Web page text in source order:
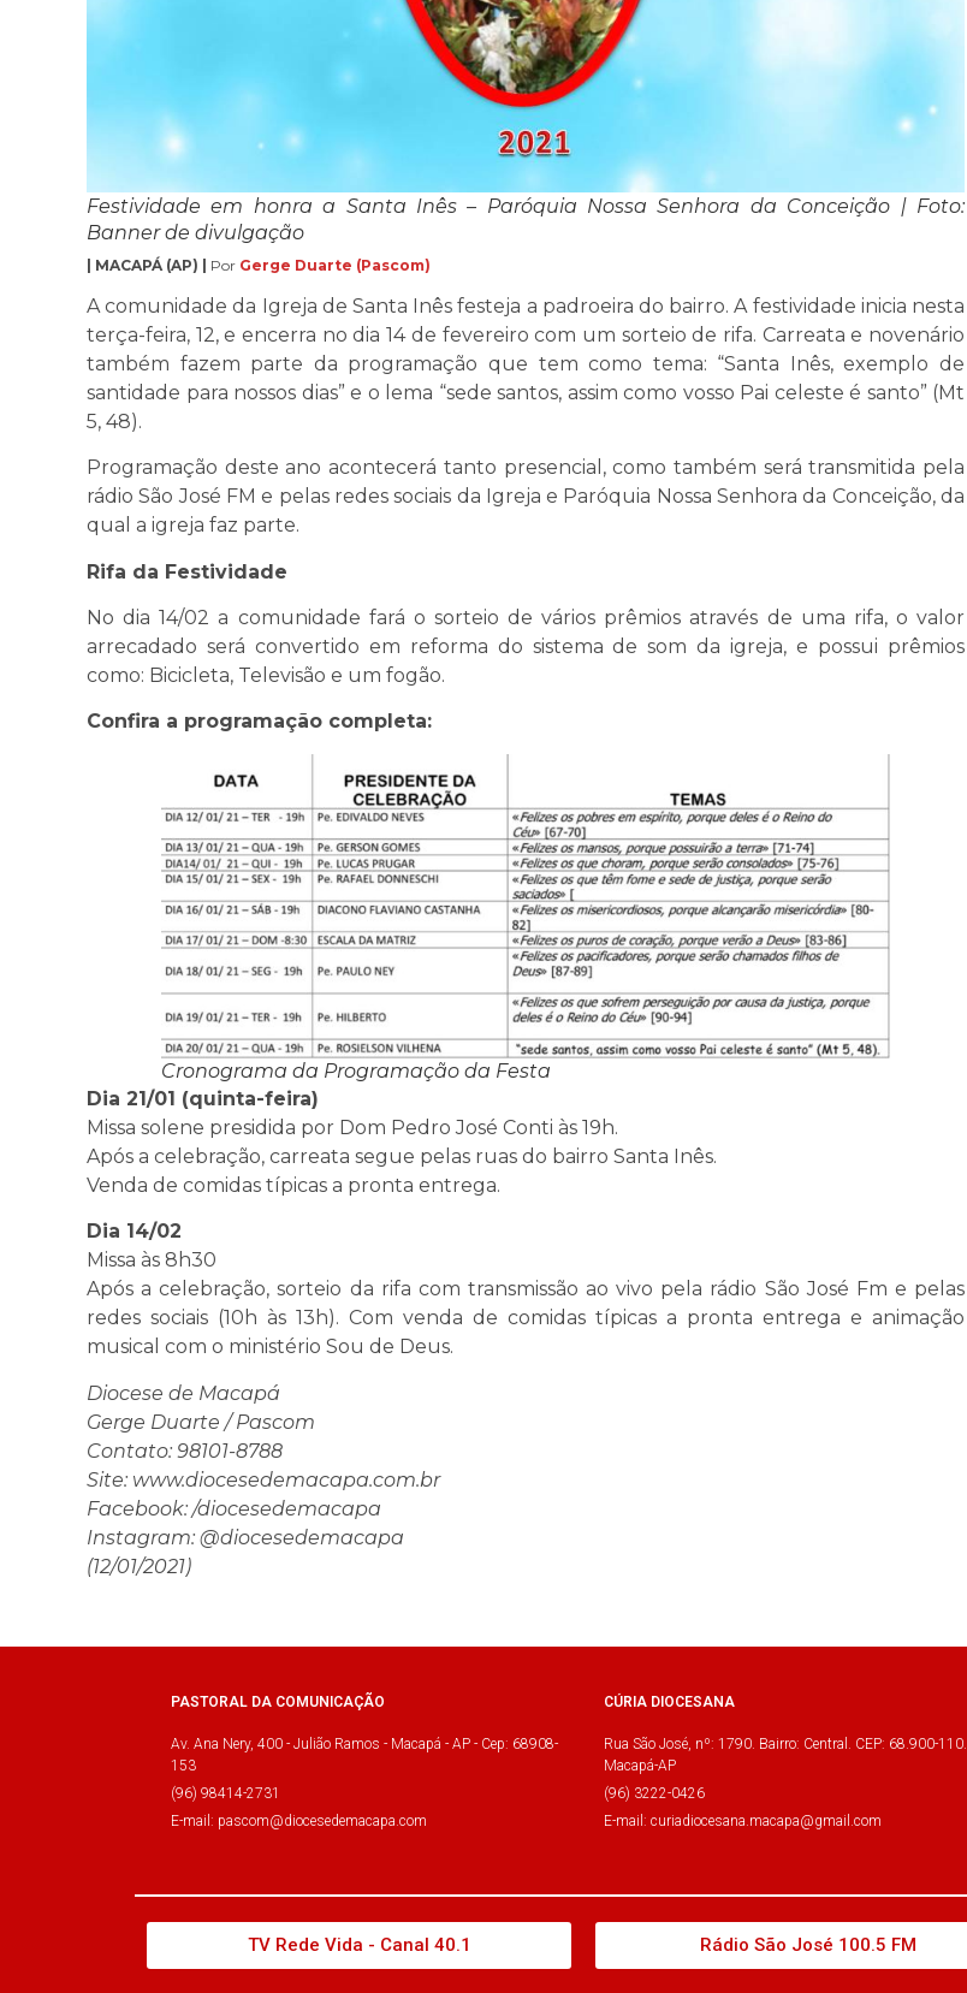
Festividade em honra a Santa Inês – Paróquia Nossa Senhora da Conceição | Foto:
Banner de divulgação
| MACAPÁ (AP) | Por Gerge Duarte (Pascom)
A comunidade da Igreja de Santa Inês festeja a padroeira do bairro. A festividade inicia nesta
terça-feira, 12, e encerra no dia 14 de fevereiro com um sorteio de rifa. Carreata e novenário
também fazem parte da programação que tem como tema: “Santa Inês, exemplo de
santidade para nossos dias” e o lema “sede santos, assim como vosso Pai celeste é santo” (Mt
5, 48).
Programação deste ano acontecerá tanto presencial, como também será transmitida pela
rádio São José FM e pelas redes sociais da Igreja e Paróquia Nossa Senhora da Conceição, da
qual a igreja faz parte.
Rifa da Festividade
No dia 14/02 a comunidade fará o sorteio de vários prêmios através de uma rifa, o valor
arrecadado será convertido em reforma do sistema de som da igreja, e possui prêmios
como: Bicicleta, Televisão e um fogão.
Confira a programação completa:
Cronograma da Programação da Festa
Dia 21/01 (quinta-feira)
Missa solene presidida por Dom Pedro José Conti às 19h.
Após a celebração, carreata segue pelas ruas do bairro Santa Inês.
Venda de comidas típicas a pronta entrega.
Dia 14/02
Missa às 8h30
Após a celebração, sorteio da rifa com transmissão ao vivo pela rádio São José Fm e pelas
redes sociais (10h às 13h). Com venda de comidas típicas a pronta entrega e animação
musical com o ministério Sou de Deus.
Diocese de Macapá
Gerge Duarte / Pascom
Contato: 98101-8788
Site: www.diocesedemacapa.com.br
Facebook: /diocesedemacapa
Instagram: @diocesedemacapa
(12/01/2021)
PASTORAL DA COMUNICAÇÃO
Av. Ana Nery, 400 - Julião Ramos - Macapá - AP - Cep: 68908-
153
(96) 98414-2731
E-mail: pascom@diocesedemacapa.com
CÚRIA DIOCESANA
Rua São José, nº: 1790. Bairro: Central. CEP: 68.900-110.
Macapá-AP
(96) 3222-0426
E-mail: curiadiocesana.macapa@gmail.com
TV Rede Vida - Canal 40.1 Rádio São José 100.5 FM